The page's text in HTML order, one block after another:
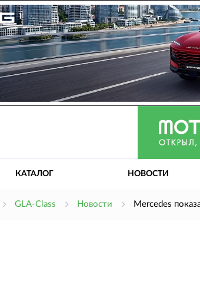
КАТАЛОГ НОВОСТИ
GLA-Class Новости Mercedes